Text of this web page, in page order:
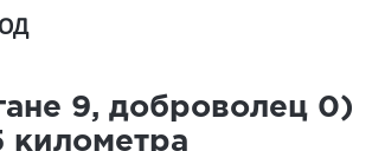
9, доброволец 0)
километра